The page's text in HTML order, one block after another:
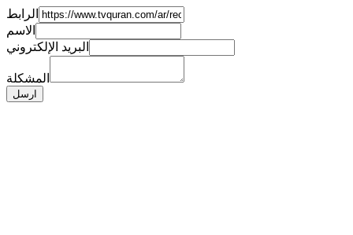
الرابط
الاسم
البريد الإلكتروني
المشكلة
ارسل